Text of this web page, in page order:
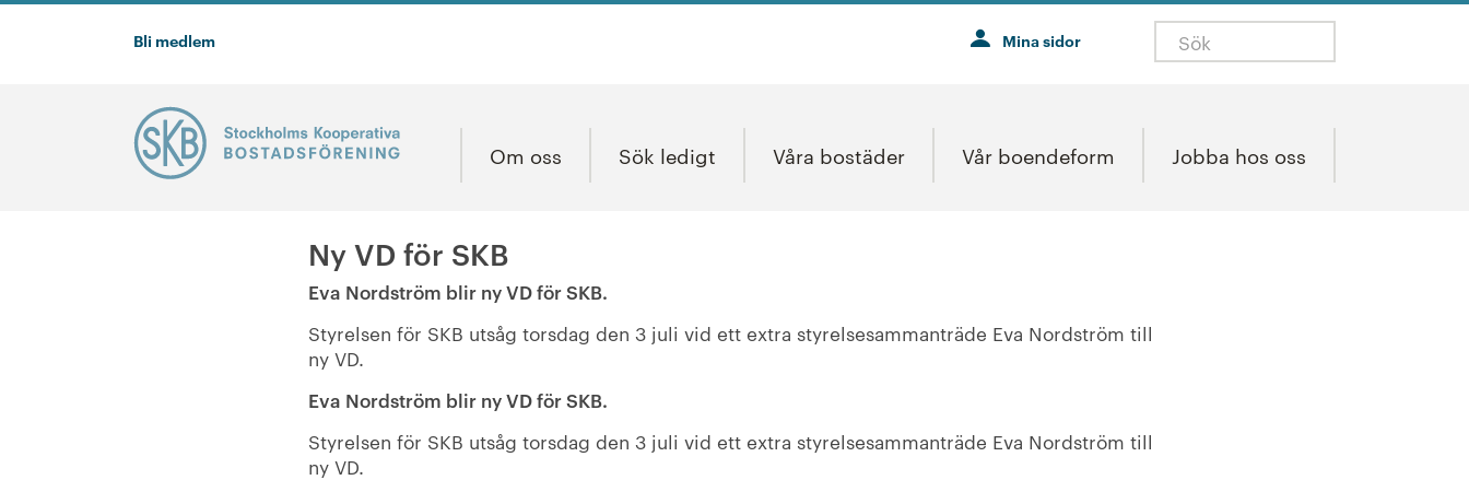
Bli medlem Mina sidor
Om oss Sök ledigt Våra bostäder Vår boendeform Jobba hos oss
Ny VD för SKB
Eva Nordström blir ny VD för SKB.
Styrelsen för SKB utsåg torsdag den 3 juli vid ett extra styrelsesammanträde Eva Nordström till
ny VD.
Eva Nordström blir ny VD för SKB.
Styrelsen för SKB utsåg torsdag den 3 juli vid ett extra styrelsesammanträde Eva Nordström till
ny VD.